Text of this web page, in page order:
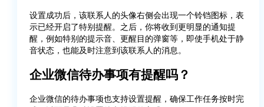
设置成功后，该联系人的头像右侧会出现一个铃铛图标，表
示已经开启了特别提醒。之后，你将收到更明显的通知提
醒，例如特别的提示音、更醒目的弹窗等，即使手机处于静
音状态，也能及时注意到该联系人的消息。
企业微信待办事项有提醒吗？
企业微信的待办事项也支持设置提醒，确保工作任务按时完